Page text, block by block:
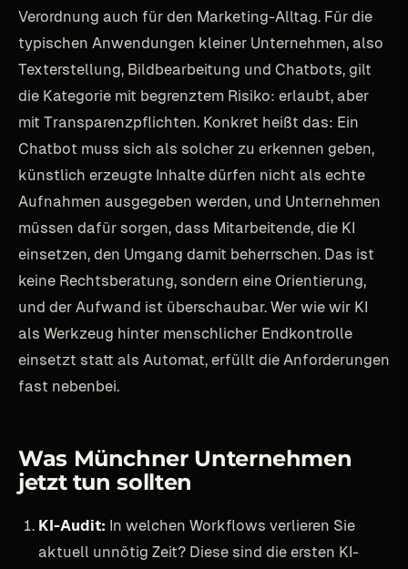
Verordnung auch für den Marketing-Alltag. Für die
typischen Anwendungen kleiner Unternehmen, also
Texterstellung, Bildbearbeitung und Chatbots, gilt
die Kategorie mit begrenztem Risiko: erlaubt, aber
mit Transparenzpflichten. Konkret heißt das: Ein
Chatbot muss sich als solcher zu erkennen geben,
künstlich erzeugte Inhalte dürfen nicht als echte
Aufnahmen ausgegeben werden, und Unternehmen
müssen dafür sorgen, dass Mitarbeitende, die KI
einsetzen, den Umgang damit beherrschen. Das ist
keine Rechtsberatung, sondern eine Orientierung,
und der Aufwand ist überschaubar. Wer wie wir KI
als Werkzeug hinter menschlicher Endkontrolle
einsetzt statt als Automat, erfüllt die Anforderungen
fast nebenbei.
Was Münchner Unternehmen
jetzt tun sollten
KI-Audit: In welchen Workflows verlieren Sie
aktuell unnötig Zeit? Diese sind die ersten KI-